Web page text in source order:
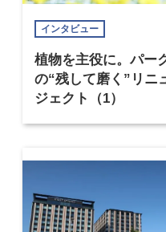
インタビュー
植物を主役に。パー
の“残して磨く”リニ
ジェクト（1）